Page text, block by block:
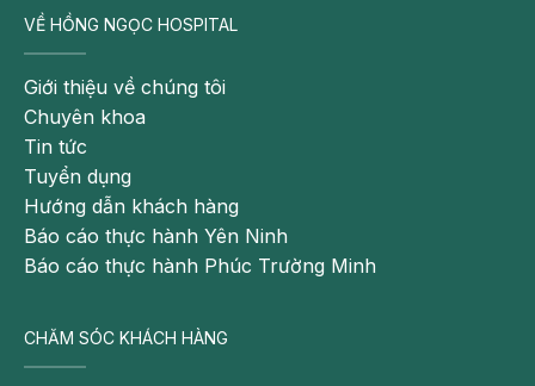
VỀ HỒNG NGỌC HOSPITAL
Giới thiệu về chúng tôi
Chuyên khoa
Tin tức
Tuyển dụng
Hướng dẫn khách hàng
Báo cáo thực hành Yên Ninh
Báo cáo thực hành Phúc Trường Minh
CHĂM SÓC KHÁCH HÀNG